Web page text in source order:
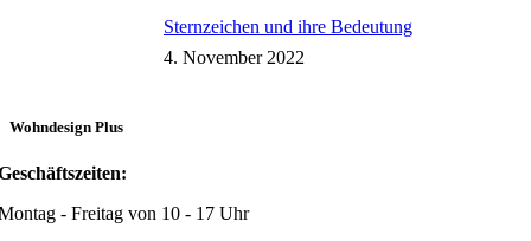
Sternzeichen und ihre Bedeutung
4. November 2022
Wohndesign Plus
- Freitag von 10 - 17 Uhr